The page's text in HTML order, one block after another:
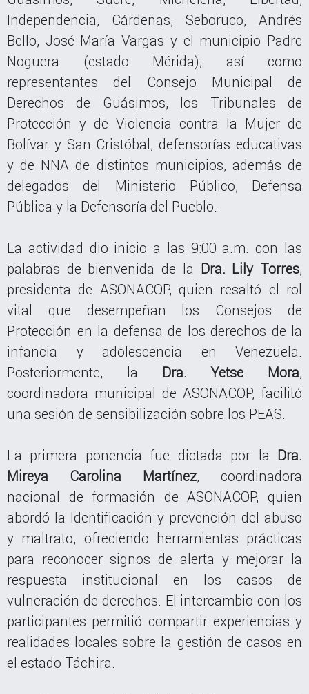
Independencia, Cárdenas, Seboruco, Andrés
Bello, José María Vargas y el municipio Padre
Noguera (estado Mérida); así como
representantes del Consejo Municipal de
Derechos de Guásimos, los Tribunales de
Protección y de Violencia contra la Mujer de
Bolívar y San Cristóbal, defensorías educativas
y de NNA de distintos municipios, además de
delegados del Ministerio Público, Defensa
Pública y la Defensoría del Pueblo.
La actividad dio inicio a las 9:00 a.m. con las
palabras de bienvenida de la Dra. Lily Torres,
presidenta de ASONACOP, quien resaltó el rol
vital que desempeñan los Consejos de
Protección en la defensa de los derechos de la
infancia y adolescencia en Venezuela.
Posteriormente, la Dra. Yetse Mora,
coordinadora municipal de ASONACOP, facilitó
una sesión de sensibilización sobre los PEAS.
La primera ponencia fue dictada por la Dra.
Mireya Carolina Martínez, coordinadora
nacional de formación de ASONACOP, quien
abordó la Identificación y prevención del abuso
y maltrato, ofreciendo herramientas prácticas
para reconocer signos de alerta y mejorar la
respuesta institucional en los casos de
vulneración de derechos. El intercambio con los
participantes permitió compartir experiencias y
realidades locales sobre la gestión de casos en
el estado Táchira.